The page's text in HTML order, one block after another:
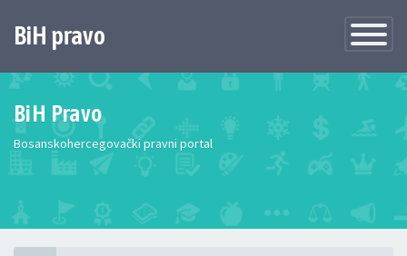
Toggle
BiH pravo
BiH Pravo
Bosanskohercegovački pravni portal